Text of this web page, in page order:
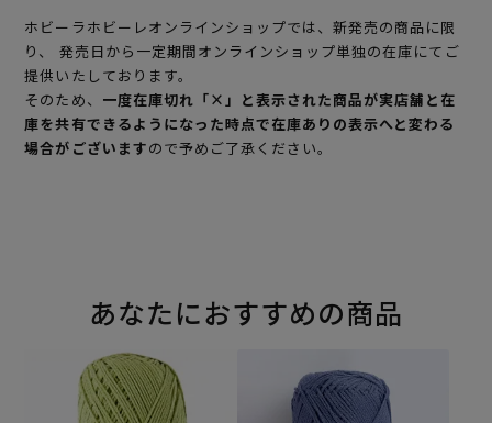
ホビーラホビーレオンラインショップでは、新発売の商品に限
り、 発売日から一定期間オンラインショップ単独の在庫にてご
提供いたしております。
そのため、 一度在庫切れ「×」と表示された商品が実店舗と在
庫を共有できるようになった時点で在庫ありの表示へと変わる
場合がございますので予めご了承ください。
あなたにおすすめの商品